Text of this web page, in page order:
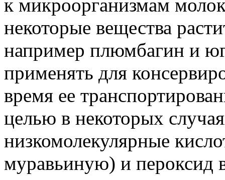
к микроорганизмам
некоторые вещества
например плюмбагин и
применять для
время ее
целью в некоторых
низкомолекулярные
муравьиную) и пероксид